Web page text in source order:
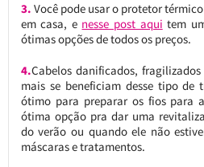
3. Você pode usar o protetor
em casa, e nesse post aqui tem
ótimas opções de todos os preços.
4.Cabelos danificados,
mais se beneficiam desse tipo de
ótimo para preparar os fios para
ótima opção pra dar uma
do verão ou quando ele não
máscaras e tratamentos.